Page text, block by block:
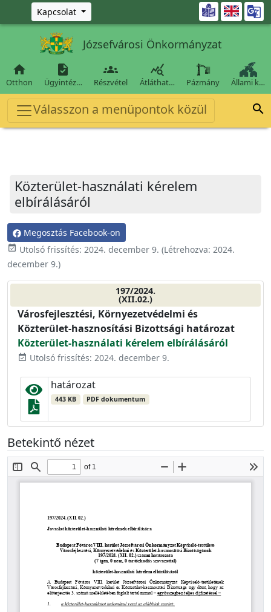
Ugrás a fő tartalomra
Kapcsolat 
Józsefvárosi Önkormányzat

Otthon

Ügyintéz…

Részvétel

Átláthat… Pázmány Állami k…
Válasszon a menüpontok közül 
Közterület-használati kérelem
elbírálásáról
Megosztás Facebook-on
event_available Utolsó frissítés: 2024. december 9. (Létrehozva: 2024.
december 9.)
197/2024.
(XII.02.)
Városfejlesztési, Környezetvédelmi és
Közterület-hasznosítási Bizottsági határozat
Közterület-használati kérelem elbírálásáról
event_available Utolsó frissítés: 2024. december 9.
határozat
443 KB PDF dokumentum
Betekintő nézet